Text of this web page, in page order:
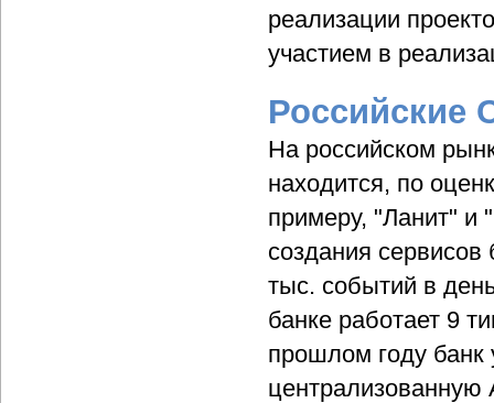
реализации
участием в
Российские
На российском
находится, по
примеру, "Ланит" и
создания сервисов
тыс. событий в
банке работает 9
прошлом году банк